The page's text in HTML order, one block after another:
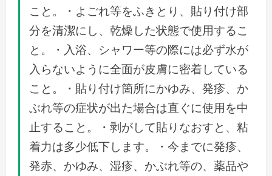
こと。・よごれ等をふきとり、貼り付け部
分を清潔にし、乾燥した状態で使用するこ
と。・入浴、シャワー等の際には必ず水が
入らないように全面が皮膚に密着している
こと。・貼り付け箇所にかゆみ、発疹、か
ぶれ等の症状が出た場合は直ぐに使用を中
止すること。・剥がして貼りなおすと、粘
着力は多少低下します。・今までに発疹、
発赤、かゆみ、湿疹、かぶれ等の、薬品や